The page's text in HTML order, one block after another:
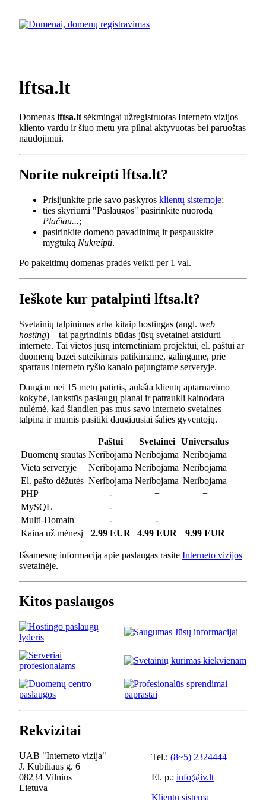
lftsa.lt
Domenas lftsa.lt sėkmingai užregistruotas Interneto vizijos
kliento vardu ir šiuo metu yra pilnai aktyvuotas bei paruoštas
naudojimui.
Norite nukreipti lftsa.lt?
Prisijunkite prie savo paskyros klientų sistemoje;
ties skyriumi "Paslaugos" pasirinkite nuorodą
Plačiau...;
pasirinkite domeno pavadinimą ir paspauskite
mygtuką Nukreipti.
Po pakeitimų domenas pradės veikti per 1 val.
Ieškote kur patalpinti lftsa.lt?
Svetainių talpinimas arba kitaip hostingas (angl. web
hosting) – tai pagrindinis būdas jūsų svetainei atsidurti
internete. Tai vietos jūsų internetiniam projektui, el. paštui ar
duomenų bazei suteikimas patikimame, galingame, prie
spartaus interneto ryšio kanalo pajungtame serveryje.
Daugiau nei 15 metų patirtis, aukšta klientų aptarnavimo
kokybė, lankstūs paslaugų planai ir patraukli kainodara
nulėmė, kad šiandien pas mus savo interneto svetaines
talpina ir mumis pasitiki daugiausiai šalies gyventojų.
Paštui Svetainei
Universalus
Duomenų srautas Neribojama Neribojama Neribojama
Vieta serveryje
Neribojama Neribojama Neribojama
El. pašto dėžutės Neribojama Neribojama Neribojama
PHP
- +
+
MySQL
- +
+
Multi-Domain
- -
+
Kaina už mėnesį
2.99 EUR 4.99 EUR 9.99 EUR
Išsamesnę informaciją apie paslaugas rasite Interneto vizijos
svetainėje.
Kitos paslaugos
Rekvizitai
UAB "Interneto vizija"
J. Kubiliaus g. 6
08234 Vilnius
Lietuva
Tel.: (8~5) 2324444
El. p.: info@iv.lt
Klientų sistema